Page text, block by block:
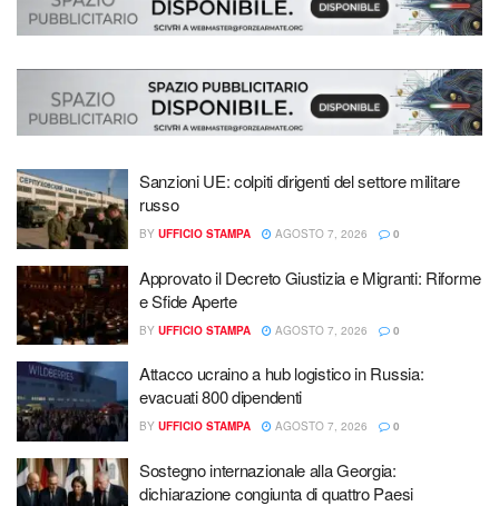
Sanzioni UE: colpiti dirigenti del settore militare
russo
BY UFFICIO STAMPA AGOSTO 7, 2026 0
Approvato il Decreto Giustizia e Migranti: Riforme
e Sfide Aperte
BY UFFICIO STAMPA AGOSTO 7, 2026 0
Attacco ucraino a hub logistico in Russia:
evacuati 800 dipendenti
BY UFFICIO STAMPA AGOSTO 7, 2026 0
Sostegno internazionale alla Georgia:
dichiarazione congiunta di quattro Paesi